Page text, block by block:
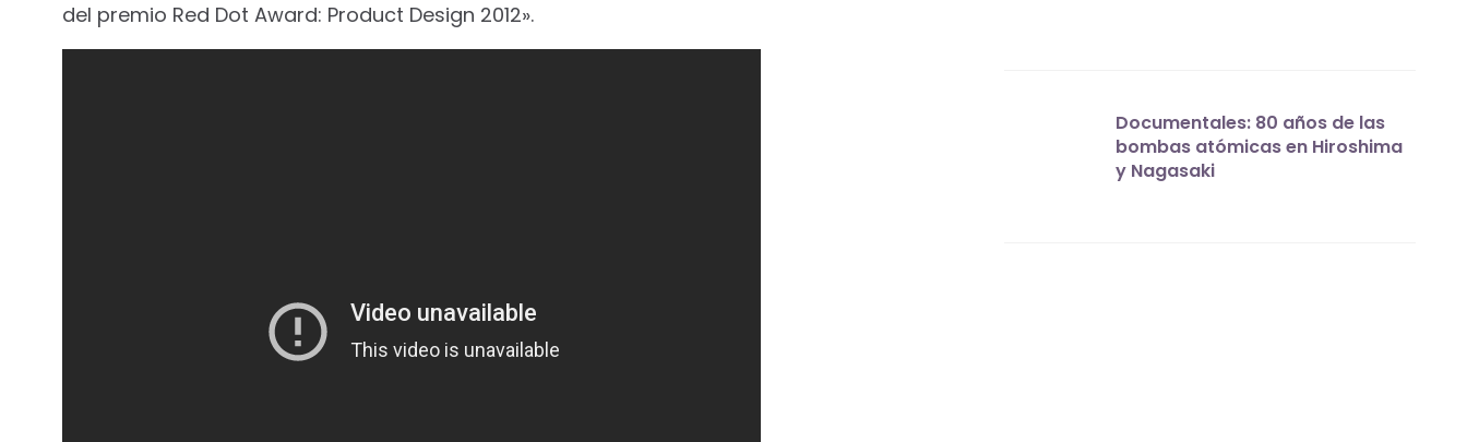
del premio Red Dot Award: Product Design 2012».
Documentales: 80 años de las
bombas atómicas en Hiroshima
y Nagasaki